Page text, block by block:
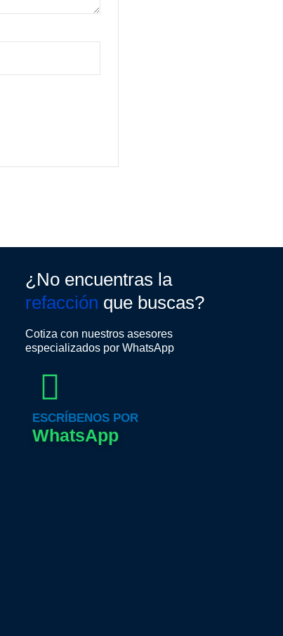
¿No encuentras la
refacción que buscas?
Cotiza con nuestros asesores
especializados por WhatsApp
ESCRÍBENOS POR
WhatsApp